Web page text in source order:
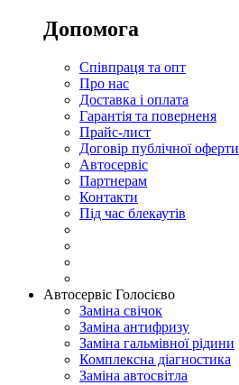
Допомога
Співпраця та опт
Про нас
Доставка і оплата
Гарантія та поверненя
Прайс-лист
Договір публічної оферти
Автосервіс
Партнерам
Контакти
Під час блекаутів
Автосервіс Голосієво
Заміна свічок
Заміна антифризу
Заміна гальмівної рідини
Комплексна діагностика
Заміна автосвітла